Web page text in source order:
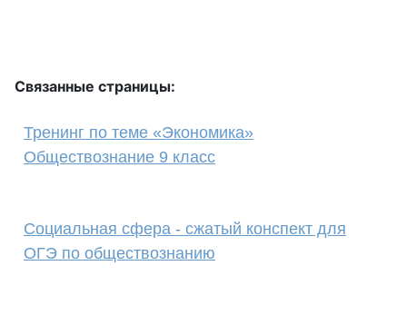
Связанные страницы:
Тренинг по теме «Экономика»
Обществознание 9 класс
Социальная сфера - сжатый конспект для
ОГЭ по обществознанию